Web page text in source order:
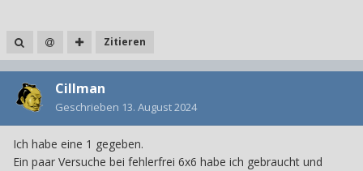
Zitieren
Cillman
Geschrieben 13. August 2024
Ich habe eine 1 gegeben.
Ein paar Versuche bei fehlerfrei 6x6 habe ich gebraucht und